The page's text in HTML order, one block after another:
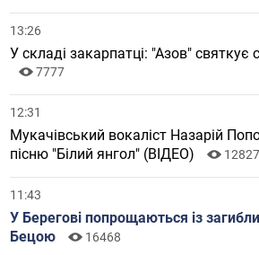
13:26
У складі закарпатці: "Азов" святкує
7777
12:31
Мукачівський вокаліст Назарій
пісню "Білий янгол" (ВІДЕО)
12827
11:43
У Берегові попрощаються із
Бецою
16468